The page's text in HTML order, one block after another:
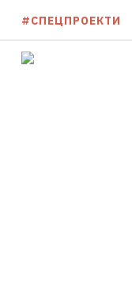
#СПЕЦПРОЕКТИ